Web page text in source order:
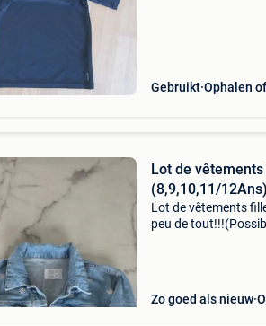
Gebruikt Ophalen
Lot de
(8,9,10,11/12Ans)
Lot de vêtements
peu de
Zo goed als nieuw